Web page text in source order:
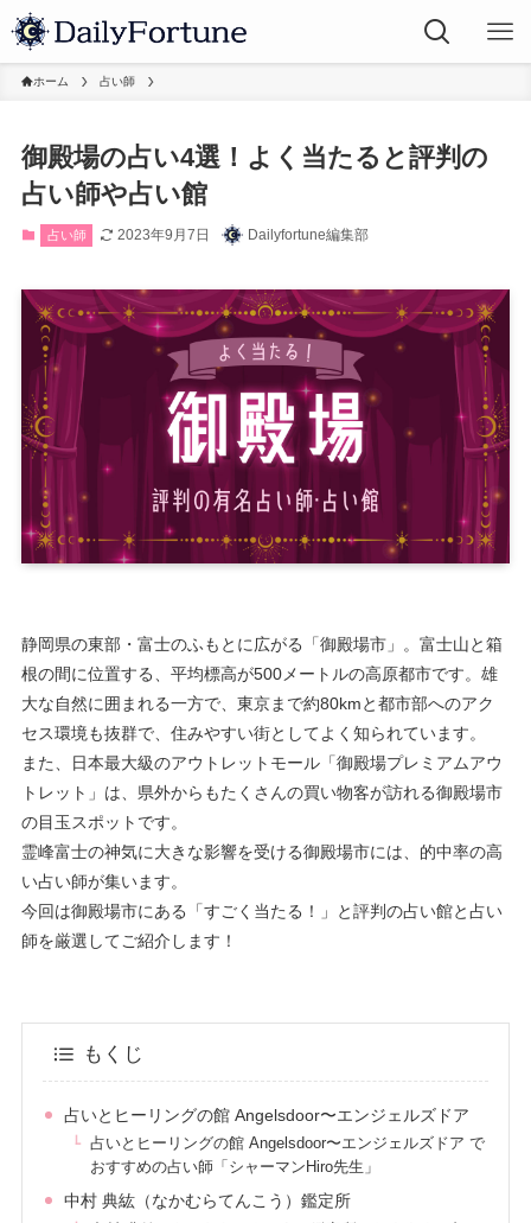
ホーム 占い師
御殿場の占い4選！よく当たると評判の
占い師や占い館
占い師 2023年9月7日 Dailyfortune編集部
静岡県の東部・富士のふもとに広がる「御殿場市」。富士山と箱
根の間に位置する、平均標高が500メートルの高原都市です。雄
大な自然に囲まれる一方で、東京まで約80kmと都市部へのアク
セス環境も抜群で、住みやすい街としてよく知られています。
また、日本最大級のアウトレットモール「御殿場プレミアムアウ
トレット」は、県外からもたくさんの買い物客が訪れる御殿場市
の目玉スポットです。
霊峰富士の神気に大きな影響を受ける御殿場市には、的中率の高
い占い師が集います。
今回は御殿場市にある「すごく当たる！」と評判の占い館と占い
師を厳選してご紹介します！
もくじ
占いとヒーリングの館 Angelsdoor〜エンジェルズドア
占いとヒーリングの館 Angelsdoor〜エンジェルズドア で
おすすめの占い師「シャーマンHiro先生」
中村 典紘（なかむらてんこう）鑑定所